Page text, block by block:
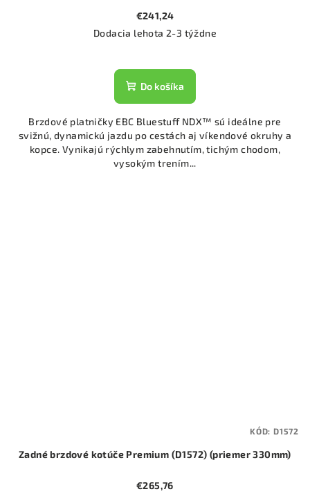
€241,24
Dodacia lehota 2-3 týždne
Do košíka
Brzdové platničky EBC Bluestuff NDX™ sú ideálne pre
svižnú, dynamickú jazdu po cestách aj víkendové okruhy a
kopce. Vynikajú rýchlym zabehnutím, tichým chodom,
vysokým trením...
Zadné brzdové kotúče Premium (D1572) (priemer 330mm)
€265,76
KÓD: D1572